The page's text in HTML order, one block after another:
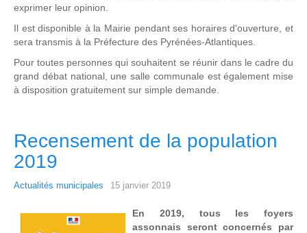
exprimer leur opinion.
Il est disponible à la Mairie pendant ses horaires d'ouverture, et
sera transmis à la Préfecture des Pyrénées-Atlantiques.
Pour toutes personnes qui souhaitent se réunir dans le cadre du
grand débat national, une salle communale est également mise
à disposition gratuitement sur simple demande.
Recensement de la population
2019
Actualités municipales 15 janvier 2019
En 2019, tous les foyers
assonnais seront concernés par